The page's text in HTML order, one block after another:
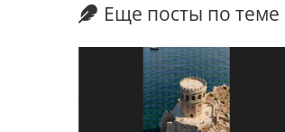
Еще посты по теме